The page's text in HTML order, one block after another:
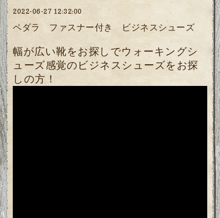
2022-06-27 12:32:00
ペダラ ファスナー付き ビジネスシューズ
幅が広い靴をお探しでウォーキングシ
ューズ感覚のビジネスシューズをお探
しの方！